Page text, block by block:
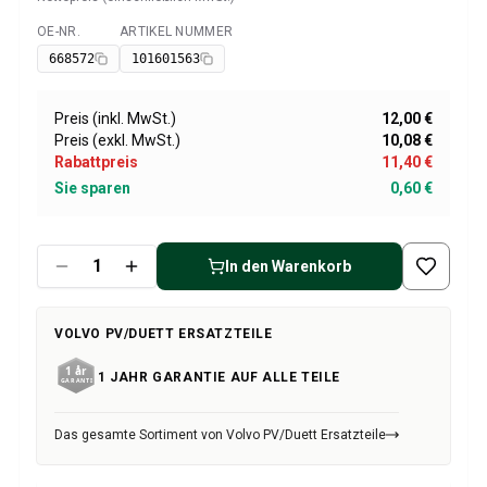
Volvo 1800 Bremsanlage
Volvo 1800 Kraftstoff-/Auspuffanlage
Volvo 1800 KarosserieErsatzteile
Volvo 1800 Kühlsystem
Volvo 1800 Motor Drosselklappengestänge
Volvo 1800 MotorErsatzteile
Volvo 1800 Elektrische Ausrüstung
Volvo 1800 InnenausstattungsErsatzteile
Volvo 1800 Heizungsanlage/Frischluft (1961-73)
Volvo 1800 Sonstiges
Volvo 140/164 Ersatzteile
Volvo 140/164 KarosserieErsatzteile
Volvo 140/164 Kühlsystem
Verfügbar
OE-NR.
668572
ARTIKEL NUMMER
101601563
Preis (inkl. MwSt.)
12,00 €
Preis (exkl. MwSt.)
10,08 €
Rabattpreis
11,40 €
Sie sparen
0,60 €
In den Warenkorb
VOLVO PV/DUETT ERSATZTEILE
1 JAHR GARANTIE AUF ALLE TEILE
Das gesamte Sortiment von Volvo PV/Duett Ersatzteile